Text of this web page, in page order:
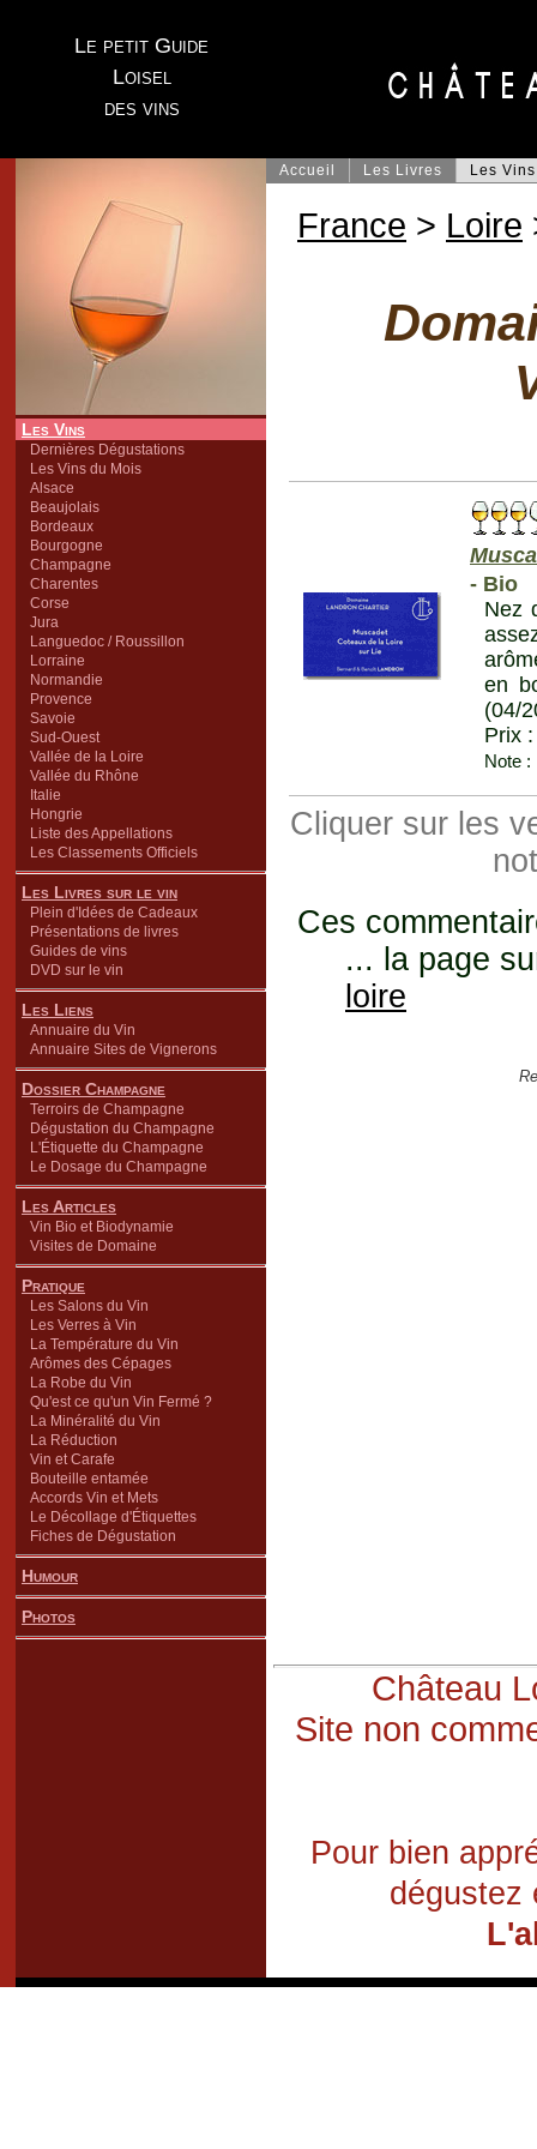
Le petit Guide
Loisel
des vins
Les Vins
Dernières Dégustations
Les Vins du Mois
Alsace
Beaujolais
Bordeaux
Bourgogne
Champagne
Charentes
Corse
Jura
Languedoc / Roussillon
Lorraine
Normandie
Provence
Savoie
Sud-Ouest
Vallée de la Loire
Vallée du Rhône
Italie
Hongrie
Liste des Appellations
Les Classements Officiels
Les Livres sur le vin
Plein d'Idées de Cadeaux
Présentations de livres
Guides de vins
DVD sur le vin
Les Liens
Annuaire du Vin
Annuaire Sites de Vignerons
Dossier Champagne
Terroirs de Champagne
Dégustation du Champagne
L'Étiquette du Champagne
Le Dosage du Champagne
Les Articles
Vin Bio et Biodynamie
Visites de Domaine
Pratique
Les Salons du Vin
Les Verres à Vin
La Température du Vin
Arômes des Cépages
La Robe du Vin
Qu'est ce qu'un Vin Fermé ?
La Minéralité du Vin
La Réduction
Vin et Carafe
Bouteille entamée
Accords Vin et Mets
Le Décollage d'Étiquettes
Fiches de Dégustation
Humour
Photos
Accueil Les Livres Les Vins
France > Loire
- Bio
Nez
en
(04/
Prix
Note :
Cliquer sur les
Ces
... la page
loire
Château
Site non
Pour bien
dégustez